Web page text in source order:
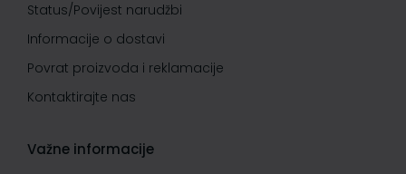
Status/Povijest narudžbi
Informacije o dostavi
Povrat proizvoda i reklamacije
Kontaktirajte nas
Važne informacije